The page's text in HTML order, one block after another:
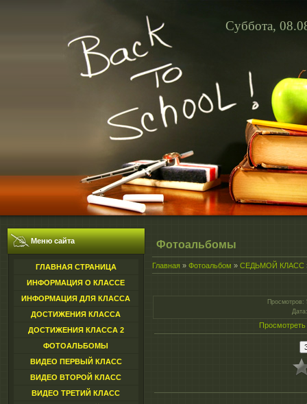
Суббота,
Меню сайта
ГЛАВНАЯ СТРАНИЦА
ИНФОРМАЦИЯ О КЛАССЕ
ИНФОРМАЦИЯ ДЛЯ КЛАССА
ДОСТИЖЕНИЯ КЛАССА
ДОСТИЖЕНИЯ КЛАССА 2
ФОТОАЛЬБОМЫ
ВИДЕО ПЕРВЫЙ КЛАСС
ВИДЕО ВТОРОЙ КЛАСС
ВИДЕО ТРЕТИЙ КЛАСС
Фотоальбомы
Главная » Фотоальбом » СЕДЬМОЙ КЛАСС
Просмотров:
Дата